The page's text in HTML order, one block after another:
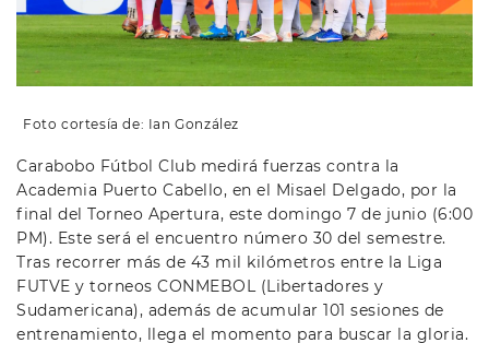
Foto cortesía de: Ian González
Carabobo Fútbol Club medirá fuerzas contra la
Academia Puerto Cabello, en el Misael Delgado, por la
final del Torneo Apertura, este domingo 7 de junio (6:00
PM). Este será el encuentro número 30 del semestre.
Tras recorrer más de 43 mil kilómetros entre la Liga
FUTVE y torneos CONMEBOL (Libertadores y
Sudamericana), además de acumular 101 sesiones de
entrenamiento, llega el momento para buscar la gloria.